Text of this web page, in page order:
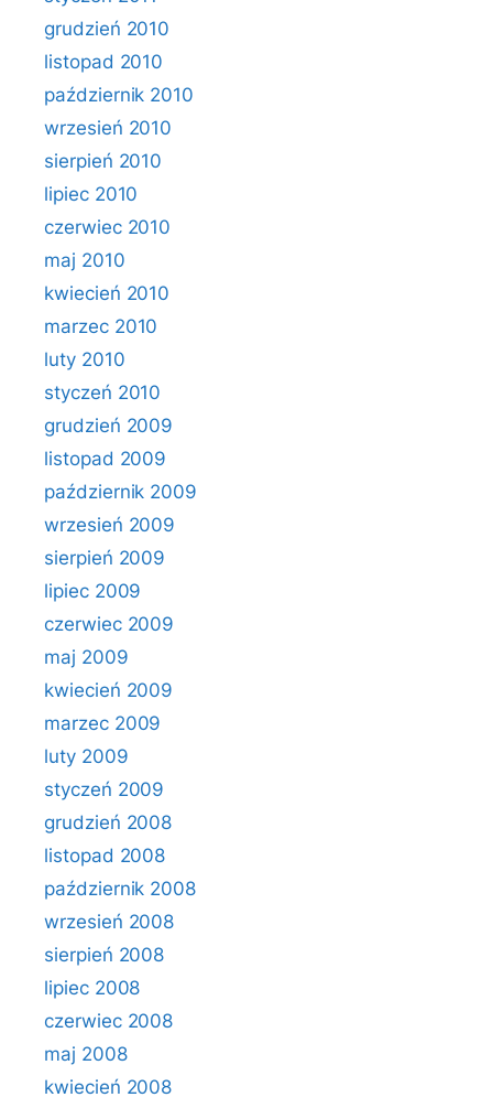
grudzień 2010
listopad 2010
październik 2010
wrzesień 2010
sierpień 2010
lipiec 2010
czerwiec 2010
maj 2010
kwiecień 2010
marzec 2010
luty 2010
styczeń 2010
grudzień 2009
listopad 2009
październik 2009
wrzesień 2009
sierpień 2009
lipiec 2009
czerwiec 2009
maj 2009
kwiecień 2009
marzec 2009
luty 2009
styczeń 2009
grudzień 2008
listopad 2008
październik 2008
wrzesień 2008
sierpień 2008
lipiec 2008
czerwiec 2008
maj 2008
kwiecień 2008